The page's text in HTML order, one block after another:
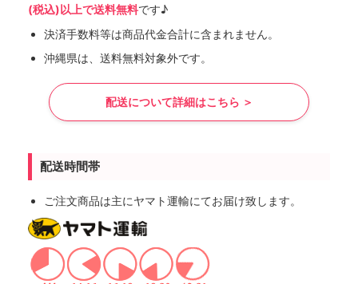
(税込)以上で送料無料です♪
決済手数料等は商品代金合計に含まれません。
沖縄県は、送料無料対象外です。
配送について詳細はこちら ＞
配送時間帯
ご注文商品は主にヤマト運輸にてお届け致します。